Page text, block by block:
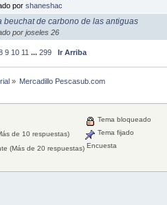
porshaneshac
beuchat de carbono de las antiguas
por joseles 26
9 10 11 ...299 Ir Arriba
» Mercadillo Pescasub.com
de 10 respuestas)
(Más de 20 respuestas)
Tema bloqueado
Tema fijado
Encuesta